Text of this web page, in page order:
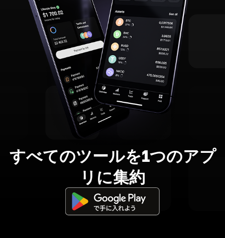
すべてのツールを1つのアプ
リに集約